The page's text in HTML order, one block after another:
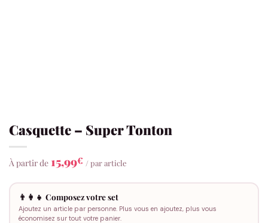
Casquette – Super Tonton
À partir de 15,99€ / par article
👨‍👩‍👧 Composez votre set
Ajoutez un article par personne. Plus vous en ajoutez, plus vous
économisez sur tout votre panier.